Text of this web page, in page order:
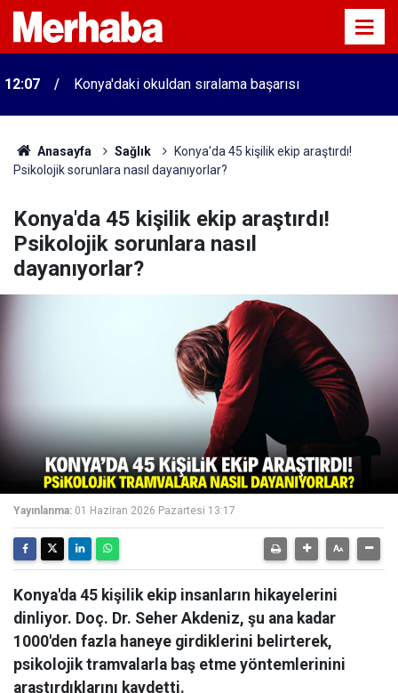
12:07 Konya'daki okuldan sıralama başarısı
Anasayfa Sağlık
Konya'da 45 kişilik ekip araştırdı!
Psikolojik sorunlara nasıl dayanıyorlar?
Konya'da 45 kişilik ekip araştırdı!
Psikolojik sorunlara nasıl
dayanıyorlar?
Yayınlanma: 01 Haziran 2026 Pazartesi 13:17
Konya'da 45 kişilik ekip insanların hikayelerini
dinliyor. Doç. Dr. Seher Akdeniz, şu ana kadar
1000'den fazla haneye girdiklerini belirterek,
psikolojik tramvalarla baş etme yöntemlerinini
araştırdıklarını kaydetti.